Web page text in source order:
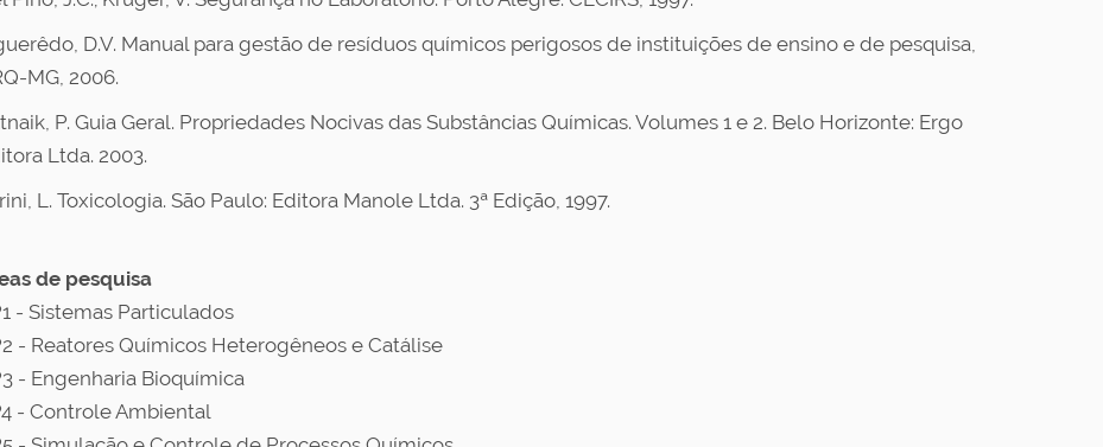
D.V. Manual para gestão de resíduos químicos perigosos de instituições de ensino e de pesquisa,
MG, 2006.
P. Guia Geral. Propriedades Nocivas das Substâncias Químicas. Volumes 1 e 2. Belo Horizonte: Ergo
Ltda. 2003.
L. Toxicologia. São Paulo: Editora Manole Ltda. 3ª Edição, 1997.
de pesquisa
- Sistemas Particulados
- Reatores Químicos Heterogêneos e Catálise
- Engenharia Bioquímica
- Controle Ambiental